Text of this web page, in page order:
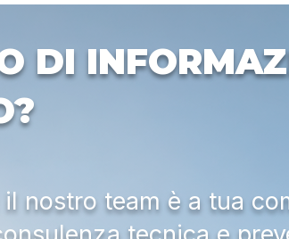
DI
nostro team è a tua